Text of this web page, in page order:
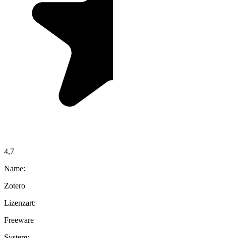
4,7
Name:
Zotero
Lizenzart:
Freeware